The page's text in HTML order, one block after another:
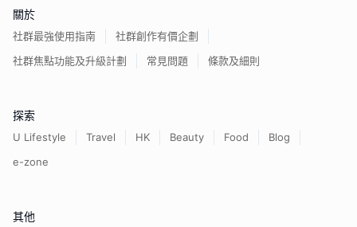
關於
社群最強使用指南
社群創作有價企劃
社群焦點功能及升級計劃
常見問題 條款及細則
探索
U Lifestyle Travel HK Beauty Food
Blog
e-zone
其他